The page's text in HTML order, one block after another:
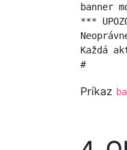
banner
***
Každá
#
Príkaz